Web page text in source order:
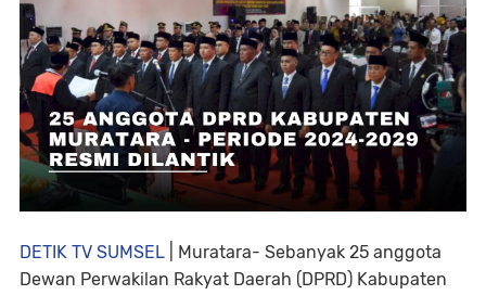
DETIK TV SUMSEL | Muratara- Sebanyak 25 anggota
Dewan Perwakilan Rakyat Daerah (DPRD) Kabupaten